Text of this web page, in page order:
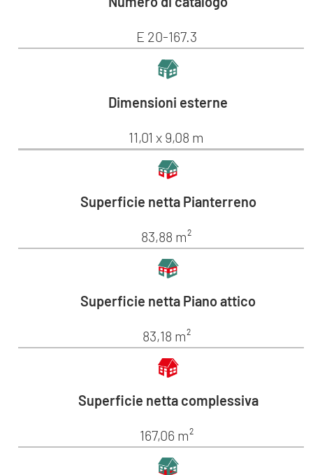
E 20-167.3
Dimensioni esterne
11,01 x 9,08 m
Superficie netta Pianterreno
83,88 m²
Superficie netta Piano attico
83,18 m²
Superficie netta complessiva
167,06 m²